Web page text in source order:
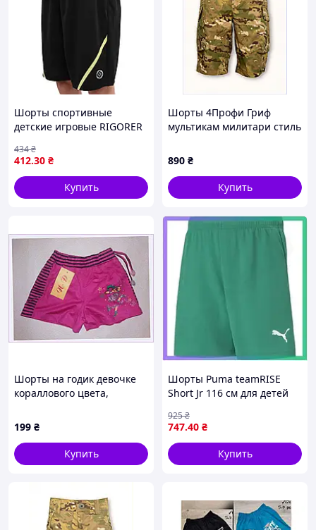
Шорты спортивные
детские игровые RIGORER
в ассортменте
412.30 ₴
434₴
Купить
Шорты 4Профи Гриф
мультикам милитари стиль
890 ₴
Купить
Шорты на годик девочке
кораллового цвета,
199 ₴
Купить
Шорты Puma teamRISE
Short Jr 116 см для детей
детские зелёные
SKU_704943-05
747.40 ₴
925₴
Купить